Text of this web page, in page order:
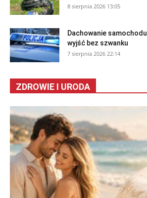
8 sierpnia 2026 13:05
Dachowanie samochodu
wyjść bez szwanku
7 sierpnia 2026 22:14
ZDROWIE I URODA